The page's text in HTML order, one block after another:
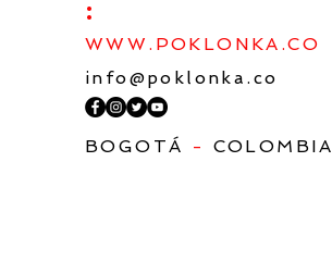
:
WWW.POKLONKA.CO
info@poklonka.co
BOGOTÁ - COLOMBIA